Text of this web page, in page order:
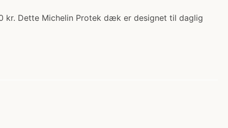
Dette Michelin Protek dæk er designet til daglig